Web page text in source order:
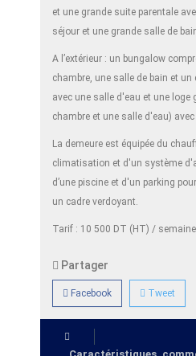
et une grande suite parentale
séjour et une grande salle de
A l’extérieur : un bungalow
chambre, une salle de bain et
avec une salle d'eau et une loge
chambre et une salle d'eau)
La demeure est équipée du
climatisation et d'un système
d’une piscine et d'un parking
un cadre verdoyant.
Tarif : 10 500 DT (HT) / semaine
Partager
Facebook Tweet